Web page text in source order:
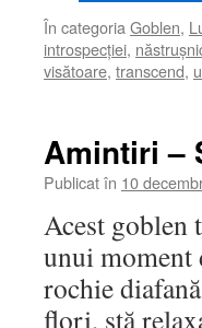
În categoria Goblen,
introspecției,
visătoare, transcend,
Amintiri –
Publicat în 10
Acest goblen
unui moment
rochie
flori, stă